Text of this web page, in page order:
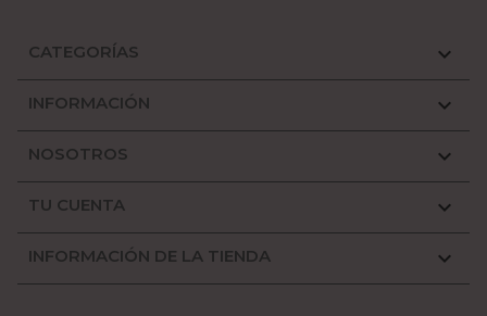
CATEGORÍAS 
INFORMACIÓN 
NOSOTROS 
TU CUENTA 
INFORMACIÓN DE LA TIENDA 